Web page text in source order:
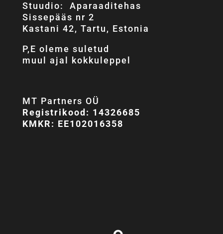
Stuudio: Aparaaditehas
Sissepääs nr 2
Kastani 42, Tartu, Estonia
P,E oleme suletud
muul ajal kokkuleppel
MT Partners OÜ
Registrikood: 14326685
KMKR: EE102016358